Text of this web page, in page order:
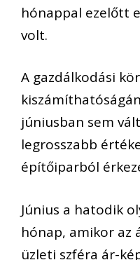
hónappal ezelőtt
volt.
A gazdálkodási
júniusban sem
legrosszabb
építőiparból
Június a hatodik
hónap, amikor az
üzleti szféra ár-